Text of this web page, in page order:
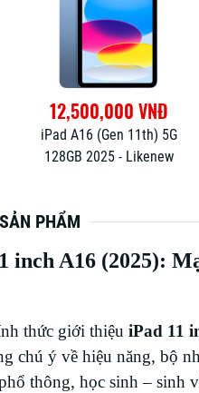
12,500,000 VNĐ
iPad A16 (Gen 11th) 5G
128GB 2025 - Likenew
PHẨM
inch A16 (2025):
thức giới thiệu iPad 11
chú ý về hiệu năng, bộ
thông, học sinh – sinh